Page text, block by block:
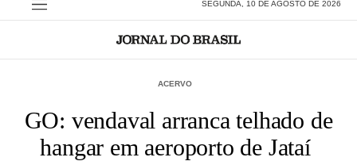
SEGUNDA, 10 DE AGOSTO DE 2026
ACERVO
GO: vendaval arranca telhado de
hangar em aeroporto de Jataí